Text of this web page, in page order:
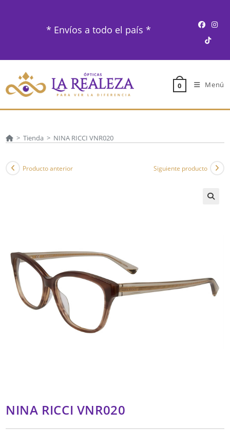
* Envíos a todo el país *
0 Menú
> Tienda > NINA RICCI VNR020
Producto anterior Siguiente producto
NINA RICCI VNR020